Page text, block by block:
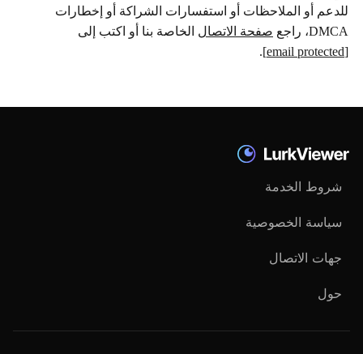
للدعم أو الملاحظات أو استفسارات الشراكة أو إخطارات
DMCA، راجع
صفحة الاتصال الخاصة بنا أو اكتب إلى
[email protected]
.
شروط الخدمة
سياسة الخصوصية
جهات الاتصال
حول